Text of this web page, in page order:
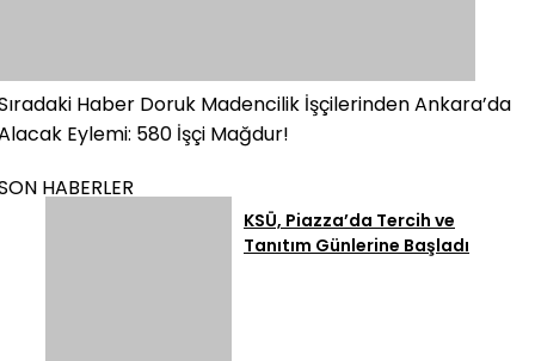
Haber Doruk Madencilik İşçilerinden Ankara’da
Eylemi: 580 İşçi Mağdur!
HABERLER
KSÜ, Piazza’da Tercih ve
Tanıtım Günlerine Başladı